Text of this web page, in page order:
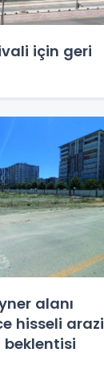
için geri
alanı
hisseli arazi